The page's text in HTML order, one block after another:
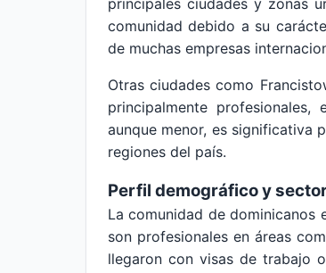
principales ciudades y zonas
comunidad debido a su
de muchas empresas
Otras ciudades como
principalmente profesionales,
aunque menor, es significativa
regiones del país.
Perfil demográfico y
La comunidad de dominicanos
son profesionales en áreas
llegaron con visas de trabajo